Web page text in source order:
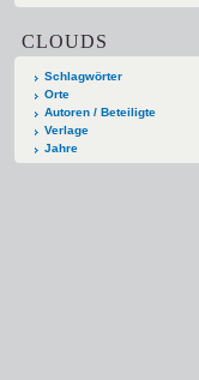
CLOUDS
Schlagwörter
Orte
Autoren / Beteiligte
Verlage
Jahre